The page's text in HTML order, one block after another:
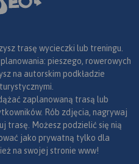
trasę wycieczki lub treningu.
pieszego, rowerowych
na autorskim podkładzie
zaplanowaną trasą lub
Rób zdjęcia, nagrywaj
trasę. Możesz podzielić się nią
jako prywatną tylko dla
na swojej stronie www!